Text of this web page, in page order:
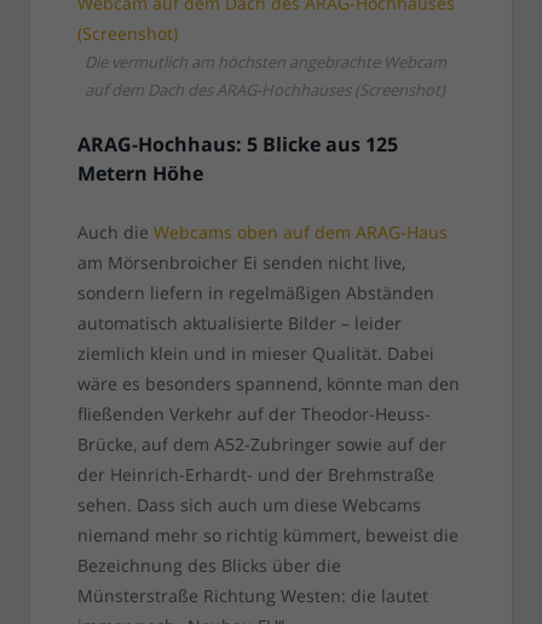
Die vermutlich am höchsten angebrachte Webcam
auf dem Dach des ARAG-Hochhauses (Screenshot)
ARAG-Hochhaus: 5 Blicke aus 125
Metern Höhe
Auch die Webcams oben auf dem ARAG-Haus
am Mörsenbroicher Ei senden nicht live,
sondern liefern in regelmäßigen Abständen
automatisch aktualisierte Bilder – leider
ziemlich klein und in mieser Qualität. Dabei
wäre es besonders spannend, könnte man den
fließenden Verkehr auf der Theodor-Heuss-
Brücke, auf dem A52-Zubringer sowie auf der
der Heinrich-Erhardt- und der Brehmstraße
sehen. Dass sich auch um diese Webcams
niemand mehr so richtig kümmert, beweist die
Bezeichnung des Blicks über die
Münsterstraße Richtung Westen: die lautet